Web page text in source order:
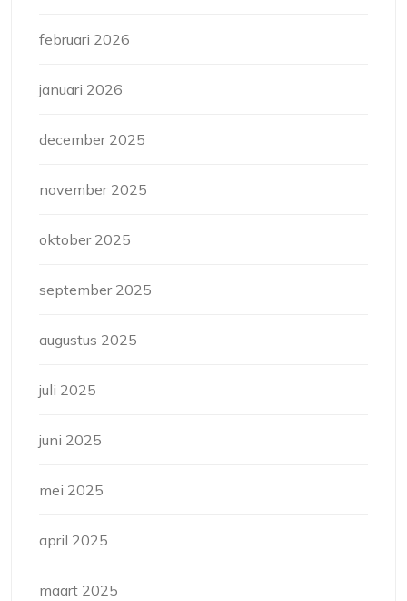
februari 2026
januari 2026
december 2025
november 2025
oktober 2025
september 2025
augustus 2025
juli 2025
juni 2025
mei 2025
april 2025
maart 2025